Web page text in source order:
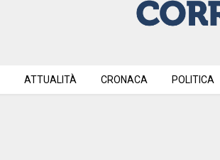
ATTUALITÀ CRONACA POLITICA